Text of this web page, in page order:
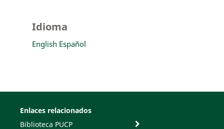
Idioma
English Español
Enlaces relacionados
Biblioteca PUCP